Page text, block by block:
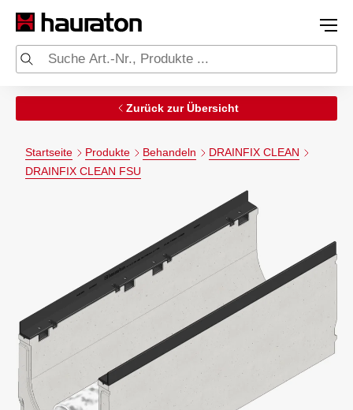
Zurück zur Übersicht
Startseite Produkte Behandeln
DRAINFIX CLEAN
DRAINFIX CLEAN FSU